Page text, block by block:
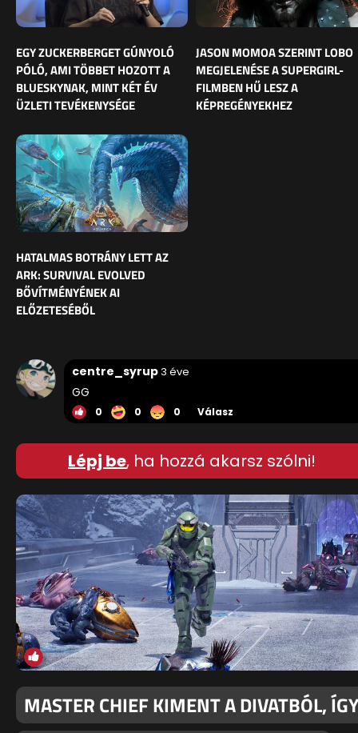
EGY ZUCKERBERGET GÚNYOLÓ
PÓLÓ, AMI TÖBBET HOZOTT A
BLUESKYNAK, MINT KÉT ÉV
ÜZLETI TEVÉKENYSÉGE
JASON MOMOA SZERINT LOBO
MEGJELENÉSE A SUPERGIRL-
FILMBEN HŰ LESZ A
KÉPREGÉNYEKHEZ
HATALMAS BOTRÁNY LETT AZ
ARK: SURVIVAL EVOLVED
BŐVÍTMÉNYÉNEK AI
ELŐZETESÉBŐL
centre_syrup3 éve
GG
0 0 0 Válasz
Lépj be, ha hozzá akarsz szólni!
MASTER CHIEF KIMENT A DIVATBÓL, ÍGY